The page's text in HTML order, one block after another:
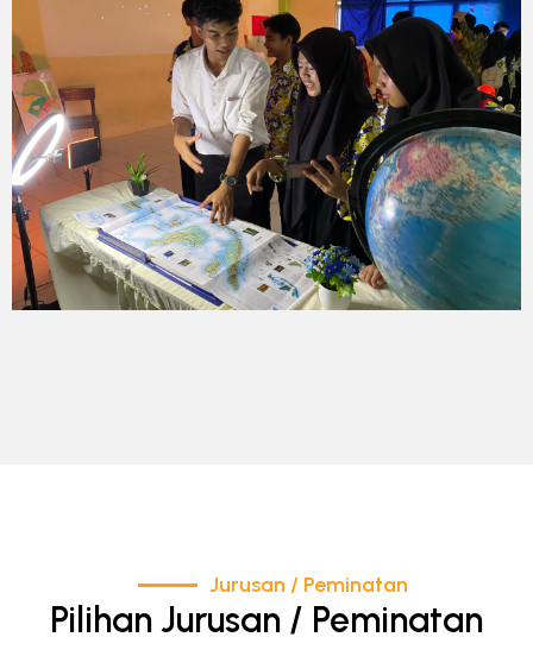
Jurusan / Peminatan
Pilihan Jurusan / Peminatan